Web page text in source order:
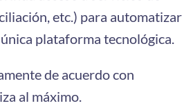
etc.) para automatizar
plataforma tecnológica.
de acuerdo con
al máximo.